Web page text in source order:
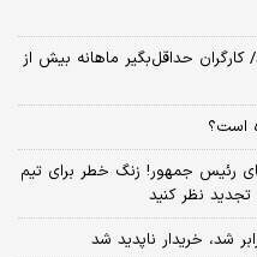
حداقل‌بگیر ماهانه بیش از
است؟
رئیس جمهور! زنگ خطر برای تیم
نظر کنید